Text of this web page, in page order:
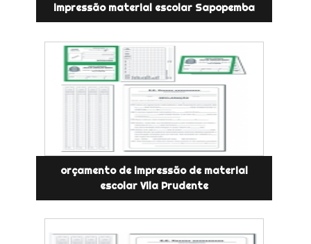
impressão material escolar Sapopemba
orçamento de impressão de material
escolar Vila Prudente